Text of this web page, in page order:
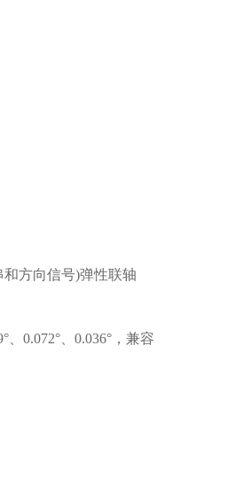
方向信号)弹性联轴
0.072°、0.036°，兼容